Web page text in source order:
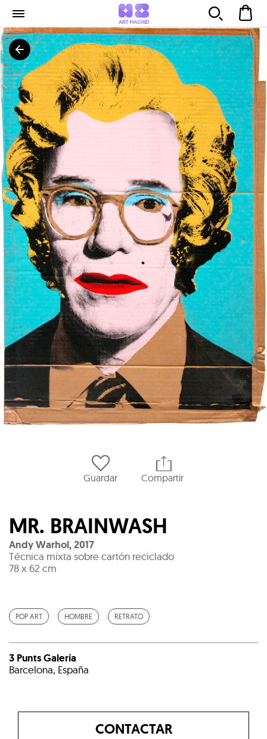
Guardar Compartir
MR. BRAINWASH
Andy Warhol,2017
Técnica mixta sobre cartón reciclado
78 x 62 cm
POP ART HOMBRE RETRATO
3 Punts Galería
Barcelona, España
CONTACTAR